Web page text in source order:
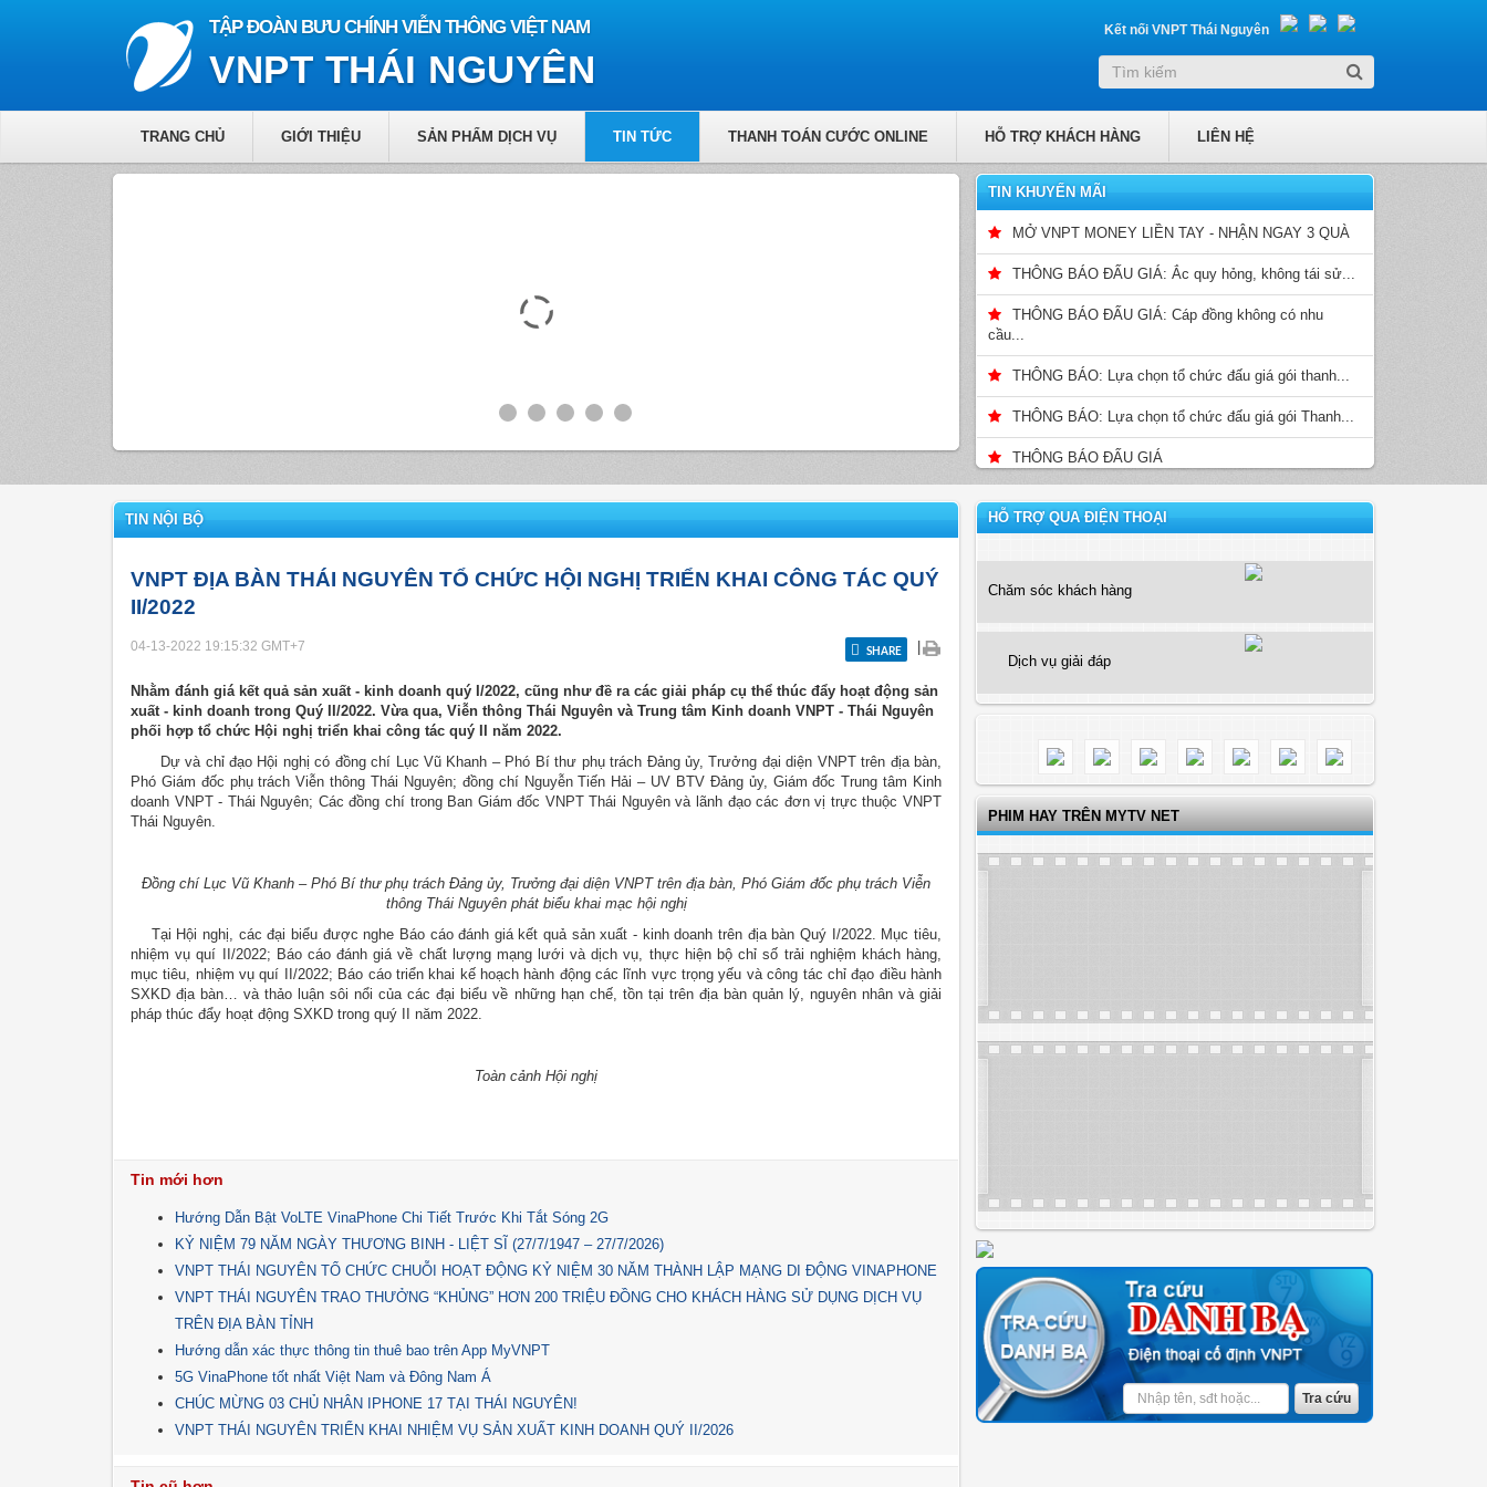
Kết nối VNPT Thái Nguyên
TẬP ĐOÀN BƯU CHÍNH VIỄN THÔNG VIỆT NAM
VNPT THÁI NGUYÊN
TRANG CHỦ GIỚI THIỆU SẢN PHẨM DỊCH VỤ TIN TỨC THANH TOÁN CƯỚC ONLINE HỖ TRỢ KHÁCH HÀNG LIÊN HỆ
TIN KHUYẾN MÃI
MỞ VNPT MONEY LIỀN TAY - NHẬN NGAY 3 QUÀ
THÔNG BÁO ĐẤU GIÁ: Ắc quy hỏng, không tái sử...
THÔNG BÁO ĐẤU GIÁ: Cáp đồng không có nhu
cầu...
THÔNG BÁO: Lựa chọn tổ chức đấu giá gói thanh...
THÔNG BÁO: Lựa chọn tổ chức đấu giá gói Thanh...
THÔNG BÁO ĐẤU GIÁ
TIN NỘI BỘ
VNPT ĐỊA BÀN THÁI NGUYÊN TỔ CHỨC HỘI NGHỊ TRIỂN KHAI CÔNG TÁC QUÝ
II/2022
04-13-2022 19:15:32 GMT+7 SHARE
Nhằm đánh giá kết quả sản xuất - kinh doanh quý I/2022, cũng như đề ra các giải pháp cụ thể thúc đẩy hoạt động sản
xuất - kinh doanh trong Quý II/2022. Vừa qua, Viễn thông Thái Nguyên và Trung tâm Kinh doanh VNPT - Thái Nguyên
phối hợp tổ chức Hội nghị triển khai công tác quý II năm 2022.
Dự và chỉ đạo Hội nghị có đồng chí Lục Vũ Khanh – Phó Bí thư phụ trách Đảng ủy, Trưởng đại diện VNPT trên địa bàn,
Phó Giám đốc phụ trách Viễn thông Thái Nguyên; đồng chí Nguyễn Tiến Hải – UV BTV Đảng ủy, Giám đốc Trung tâm Kinh
doanh VNPT - Thái Nguyên; Các đồng chí trong Ban Giám đốc VNPT Thái Nguyên và lãnh đạo các đơn vị trực thuộc VNPT
Thái Nguyên.
Đồng chí Lục Vũ Khanh – Phó Bí thư phụ trách Đảng ủy, Trưởng đại diện VNPT trên địa bàn, Phó Giám đốc phụ trách Viễn
thông Thái Nguyên phát biểu khai mạc hội nghị
Tại Hội nghị, các đại biểu được nghe Báo cáo đánh giá kết quả sản xuất - kinh doanh trên địa bàn Quý I/2022. Mục tiêu,
nhiệm vụ quí II/2022; Báo cáo đánh giá về chất lượng mạng lưới và dịch vụ, thực hiện bộ chỉ số trải nghiệm khách hàng,
mục tiêu, nhiệm vụ quí II/2022; Báo cáo triển khai kế hoạch hành động các lĩnh vực trọng yếu và công tác chỉ đạo điều hành
SXKD địa bàn… và thảo luận sôi nổi của các đại biểu về những hạn chế, tồn tại trên địa bàn quản lý, nguyên nhân và giải
pháp thúc đẩy hoạt động SXKD trong quý II năm 2022.
Toàn cảnh Hội nghị
Tin mới hơn
Hướng Dẫn Bật VoLTE VinaPhone Chi Tiết Trước Khi Tắt Sóng 2G
KỶ NIỆM 79 NĂM NGÀY THƯƠNG BINH - LIỆT SĨ (27/7/1947 – 27/7/2026)
VNPT THÁI NGUYÊN TỔ CHỨC CHUỖI HOẠT ĐỘNG KỶ NIỆM 30 NĂM THÀNH LẬP MẠNG DI ĐỘNG VINAPHONE
VNPT THÁI NGUYÊN TRAO THƯỞNG “KHỦNG” HƠN 200 TRIỆU ĐỒNG CHO KHÁCH HÀNG SỬ DỤNG DỊCH VỤ
TRÊN ĐỊA BÀN TỈNH
Hướng dẫn xác thực thông tin thuê bao trên App MyVNPT
5G VinaPhone tốt nhất Việt Nam và Đông Nam Á
CHÚC MỪNG 03 CHỦ NHÂN IPHONE 17 TẠI THÁI NGUYÊN!
VNPT THÁI NGUYÊN TRIỂN KHAI NHIỆM VỤ SẢN XUẤT KINH DOANH QUÝ II/2026
HỖ TRỢ QUA ĐIỆN THOẠI
Chăm sóc khách hàng
Dịch vụ giải đáp
PHIM HAY TRÊN MYTV NET